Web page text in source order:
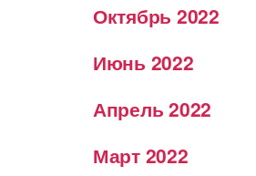
Октябрь 2022
Июнь 2022
Апрель 2022
Март 2022